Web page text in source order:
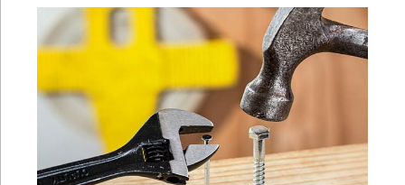
VieAsso
Infos
Divers
Abo Lettrasso